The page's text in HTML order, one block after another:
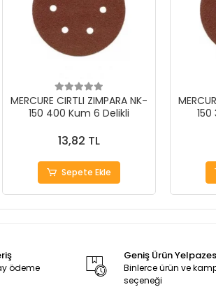
MERCURE CIRTLI ZIMPARA NK-
150 400 Kum 6 Delikli
13,82 TL
Sepete Ekle
ödeme
Geniş Ürün
Binlerce ürün ve
seçeneği